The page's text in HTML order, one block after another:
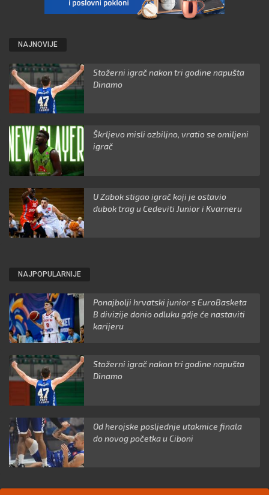
NAJNOVIJE
Stožerni igrač nakon tri godine napušta
Dinamo
Škrljevo misli ozbiljno, vratio se omiljeni
igrač
U Zabok stigao igrač koji je ostavio
dubok trag u Cedeviti Junior i Kvarneru
NAJPOPULARNIJE
Ponajbolji hrvatski junior s EuroBasketa
B divizije donio odluku gdje će nastaviti
karijeru
Stožerni igrač nakon tri godine napušta
Dinamo
Od herojske posljednje utakmice finala
do novog početka u Ciboni